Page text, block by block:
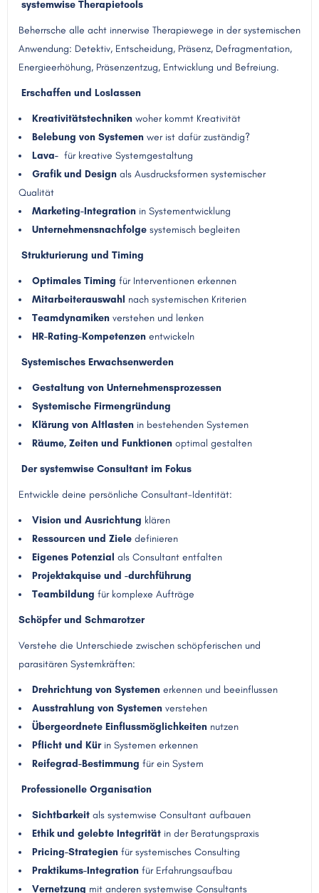
systemwise Therapietools
Beherrsche alle acht innerwise Therapiewege in der systemischen
Anwendung: Detektiv, Entscheidung, Präsenz, Defragmentation,
Energieerhöhung, Präsenzentzug, Entwicklung und Befreiung.
Erschaffen und Loslassen
Kreativitätstechniken woher kommt Kreativität
Belebung von Systemen wer ist dafür zuständig?
Lava- für kreative Systemgestaltung
Grafik und Design als Ausdrucksformen systemischer
Qualität
Marketing-Integration in Systementwicklung
Unternehmensnachfolge systemisch begleiten
Strukturierung und Timing
Optimales Timing für Interventionen erkennen
Mitarbeiterauswahl nach systemischen Kriterien
Teamdynamiken verstehen und lenken
HR-Rating-Kompetenzen entwickeln
Systemisches Erwachsenwerden
Gestaltung von Unternehmensprozessen
Systemische Firmengründung
Klärung von Altlasten in bestehenden Systemen
Räume, Zeiten und Funktionen optimal gestalten
Der systemwise Consultant im Fokus
Entwickle deine persönliche Consultant-Identität:
Vision und Ausrichtung klären
Ressourcen und Ziele definieren
Eigenes Potenzial als Consultant entfalten
Projektakquise und -durchführung
Teambildung für komplexe Aufträge
Schöpfer und Schmarotzer
Verstehe die Unterschiede zwischen schöpferischen und
parasitären Systemkräften:
Drehrichtung von Systemen erkennen und beeinflussen
Ausstrahlung von Systemen verstehen
Übergeordnete Einflussmöglichkeiten nutzen
Pflicht und Kürin Systemen erkennen
Reifegrad-Bestimmung für ein System
Professionelle Organisation
Sichtbarkeit als systemwise Consultant aufbauen
Ethik und gelebte Integrität in der Beratungspraxis
Pricing-Strategien für systemisches Consulting
Praktikums-Integration für Erfahrungsaufbau
Vernetzung mit anderen systemwise Consultants